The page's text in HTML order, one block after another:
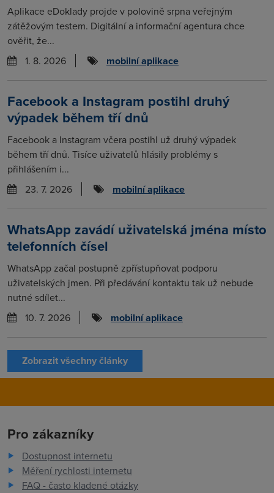
Aplikace eDoklady projde v polovině srpna veřejným
zátěžovým testem. Digitální a informační agentura chce
ověřit, že...
1. 8. 2026
mobilní aplikace
Facebook a Instagram postihl druhý
výpadek během tří dnů
Facebook a Instagram včera postihl už druhý výpadek
během tří dnů. Tisíce uživatelů hlásily problémy s
přihlášením i...
23. 7. 2026
mobilní aplikace
WhatsApp zavádí uživatelská jména místo
telefonních čísel
WhatsApp začal postupně zpřístupňovat podporu
uživatelských jmen. Při předávání kontaktu tak už nebude
nutné sdílet...
10. 7. 2026
mobilní aplikace
Zobrazit všechny články
Pro zákazníky
Dostupnost internetu
Měření rychlosti internetu
FAQ - často kladené otázky